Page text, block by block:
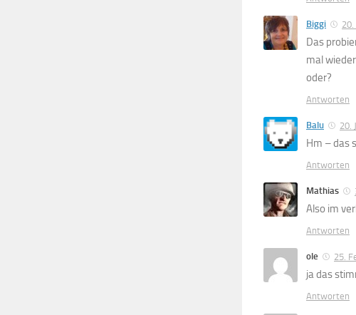
Biggi
Das
mal
oder?
Antworten
Balu 20.
Hm – das
Antworten
Mathias
Also im
Antworten
ole 25.
ja das
Antworten